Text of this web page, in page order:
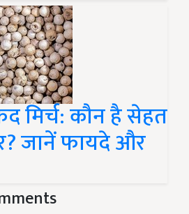
मिर्च: कौन है सेहत
जानें फायदे और